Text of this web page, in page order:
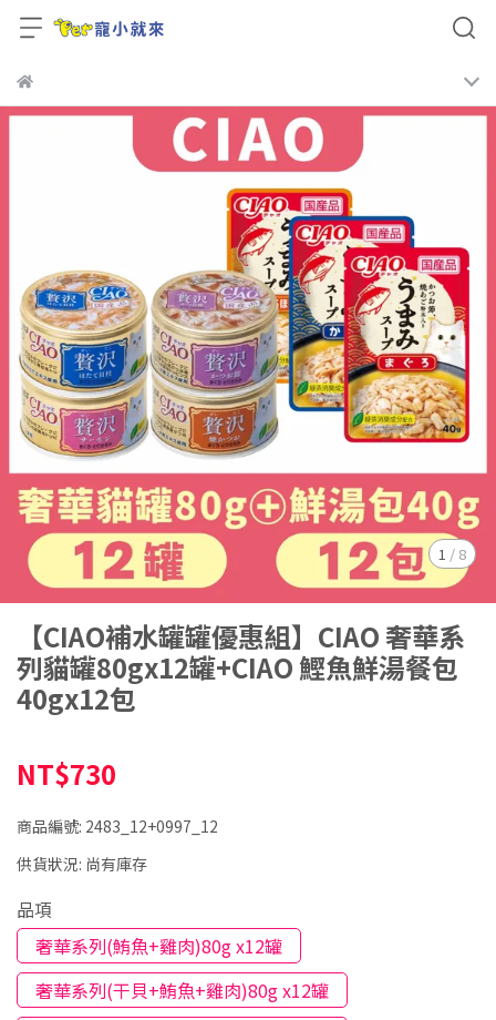
1 / 8
【CIAO補水罐罐優惠組】CIAO 奢華系
列貓罐80gx12罐+CIAO 鰹魚鮮湯餐包
40gx12包
NT$730
商品編號: 2483_12+0997_12
供貨狀況: 尚有庫存
品項
奢華系列(鮪魚+雞肉)80g x12罐
奢華系列(干貝+鮪魚+雞肉)80g x12罐